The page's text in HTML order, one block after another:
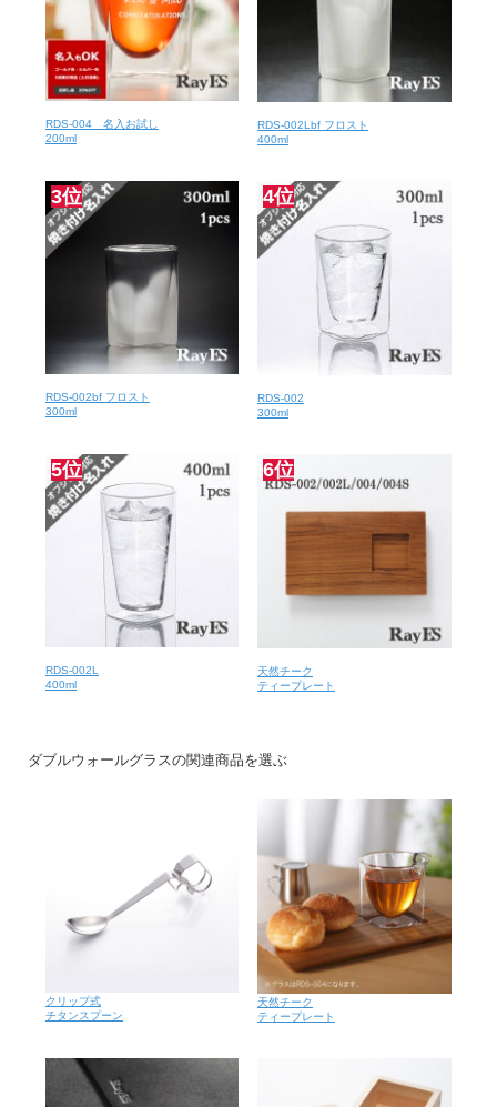
コーヒー、カフェオレを入れてみました。 何回みてもカッコイイで
す。 グラス上部のシール、かっこよくてはがせません。 自然にはが
れるまではがしたくありません。 あと、 検品、梱包、発送の担当者
さんと責任者さんの捺印つきの30日間半額破損保証書、 製品がどの
ように作られているのかの説明、 どんな種類があるのか、 長く使う
ためのコツの説明も同梱されていまして、大変丁寧で格調高いお店
だとおもいました。 特に私が日頃やりがちな、 「先に氷を入れる」
先に入れると割れてしまうことがあるそうです。 特に、丸氷など大
き目な氷は要注意だそうです。 末永く、たいせつに使わせていただ
きますね。 写真撮影がニガテなので、画像載せたくても載せられな
いのが悔やまれます。 せっかくのかっこよさを引き出せない画像を
貼るくらいなら、貼らないで、 せめて精一杯文章で魅力を伝えよう
とおもいました。 伝わるとうれしいです。（女性40代）
ダブルウォールグラスが欲しくて探していました。 アウトレット品
とありますが、全くわかりません。 アイスコーヒーをたっぷり飲み
たいのでこちらのグラスを購入しました、楽しみです。（女性50
代）
人目には言われないとわからない程度でした。 夫のアイスコーヒー
用に購入しましたが、買ってすぐ寒くなってしまい、まだあまり使
用していませんが、素敵です。女性の手には少し大きめですが、四
角いので手が滑りにくそうです。（女性40代）
以前、正規品を友人にプレゼントしたのですが、我が家用に今回は
アウトレットを購入。 が、とても良い感じです。 次回は300mlを購
入しようかと思ってます。（男性50代）
RDS-004 名入お試し
200ml
RDS-002Lbf フロスト
400ml
3位
RDS-002bf フロスト
300ml
4位
RDS-002
300ml
5位
RDS-002L
400ml
6位
天然チーク
ティープレート
ダブルウォールグラスの関連商品を選ぶ
クリップ式
チタンスプーン
天然チーク
ティープレート